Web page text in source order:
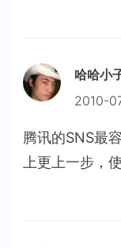
哈哈小
2010-
腾讯的SNS最
上更上一步，